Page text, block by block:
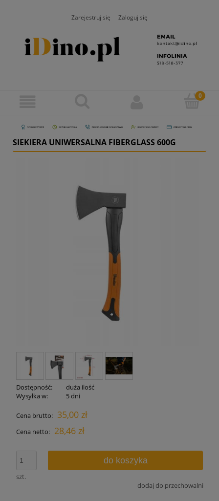
Zarejestruj się Zaloguj się
SIEKIERA UNIWERSALNA FIBERGLASS 600G
Dostępność:
duża ilość
Wysyłka w:
5 dni
Cena brutto: 35,00 zł
Cena netto: 28,46 zł
szt.
do koszyka
dodaj do przechowalni